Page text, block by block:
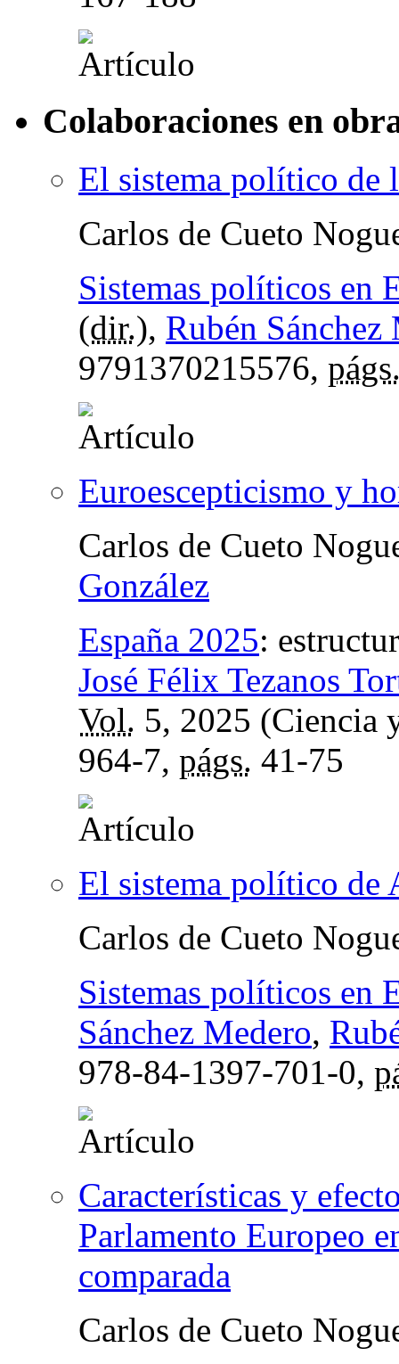
Colaboraciones en
El sistema político de
Carlos de Cueto
Sistemas políticos en
(dir.), Rubén Sánchez
9791370215576,
Euroescepticismo y
Carlos de Cueto
González
España 2025:
José Félix Tezanos
Vol. 5, 2025 (Ciencia
964-7, págs. 41-75
El sistema político de
Carlos de Cueto
Sistemas políticos en
Sánchez Medero,
978-84-1397-701-0,
Características y
Parlamento Europeo
comparada
Carlos de Cueto